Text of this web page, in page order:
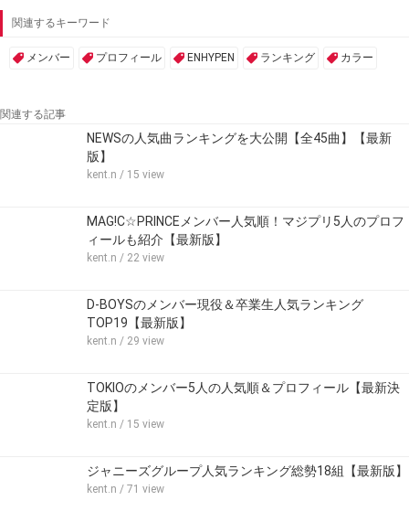
関連するキーワード
メンバー プロフィール ENHYPEN ランキング カラー
関連する記事
NEWSの人気曲ランキングを大公開【全45曲】【最新
版】
kent.n / 15 view
MAG!C☆PRINCEメンバー人気順！マジプリ5人のプロフ
ィールも紹介【最新版】
kent.n / 22 view
D-BOYSのメンバー現役＆卒業生人気ランキング
TOP19【最新版】
kent.n / 29 view
TOKIOのメンバー5人の人気順＆プロフィール【最新決
定版】
kent.n / 15 view
ジャニーズグループ人気ランキング総勢18組【最新版】
kent.n / 71 view